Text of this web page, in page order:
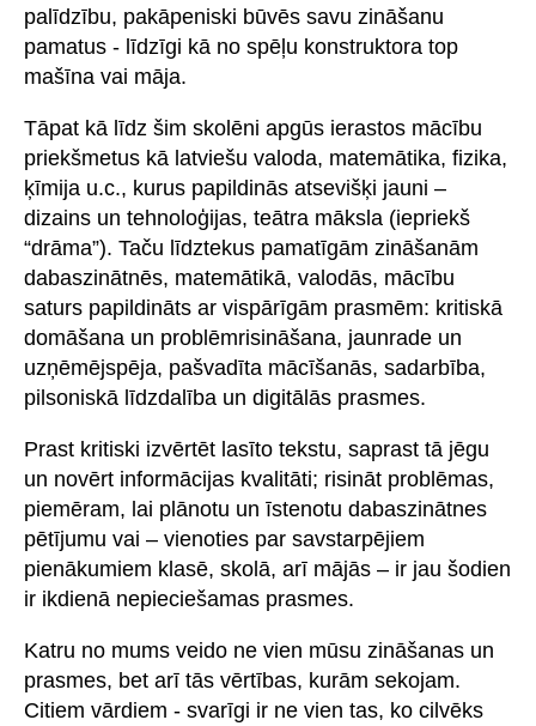
palīdzību, pakāpeniski būvēs savu zināšanu
pamatus - līdzīgi kā no spēļu konstruktora top
mašīna vai māja.
Tāpat kā līdz šim skolēni apgūs ierastos mācību
priekšmetus kā latviešu valoda, matemātika, fizika,
ķīmija u.c., kurus papildinās atsevišķi jauni –
dizains un tehnoloģijas, teātra māksla (iepriekš
“drāma”). Taču līdztekus pamatīgām zināšanām
dabaszinātnēs, matemātikā, valodās, mācību
saturs papildināts ar vispārīgām prasmēm: kritiskā
domāšana un problēmrisināšana, jaunrade un
uzņēmējspēja, pašvadīta mācīšanās, sadarbība,
pilsoniskā līdzdalība un digitālās prasmes.
Prast kritiski izvērtēt lasīto tekstu, saprast tā jēgu
un novērt informācijas kvalitāti; risināt problēmas,
piemēram, lai plānotu un īstenotu dabaszinātnes
pētījumu vai – vienoties par savstarpējiem
pienākumiem klasē, skolā, arī mājās – ir jau šodien
ir ikdienā nepieciešamas prasmes.
Katru no mums veido ne vien mūsu zināšanas un
prasmes, bet arī tās vērtības, kurām sekojam.
Citiem vārdiem - svarīgi ir ne vien tas, ko cilvēks